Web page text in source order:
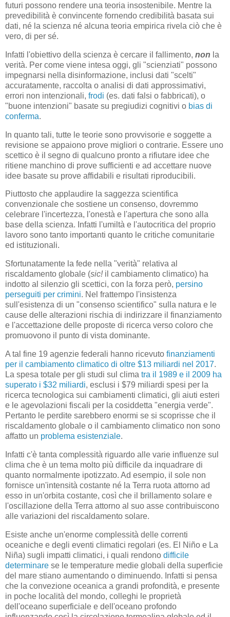
futuri possono rendere una teoria insostenibile. Mentre la
prevedibilità è convincente fornendo credibilità basata sui
dati, né la scienza né alcuna teoria empirica rivela ciò che è
vero, di per sé.
Infatti l'obiettivo della scienza è cercare il fallimento, non la
verità. Per come viene intesa oggi, gli "scienziati" possono
impegnarsi nella disinformazione, inclusi dati "scelti"
accuratamente, raccolta o analisi di dati approssimativi,
errori non intenzionali, frodi (es. dati falsi o fabbricati), o
"buone intenzioni" basate su pregiudizi cognitivi o bias di
conferma.
In quanto tali, tutte le teorie sono provvisorie e soggette a
revisione se appaiono prove migliori o contrarie. Essere uno
scettico è il segno di qualcuno pronto a rifiutare idee che
ritiene manchino di prove sufficienti e ad accettare nuove
idee basate su prove affidabili e risultati riproducibili.
Piuttosto che applaudire la saggezza scientifica
convenzionale che sostiene un consenso, dovremmo
celebrare l'incertezza, l'onestà e l'apertura che sono alla
base della scienza. Infatti l'umiltà e l'autocritica del proprio
lavoro sono tanto importanti quanto le critiche comunitarie
ed istituzionali.
Sfortunatamente la fede nella "verità" relativa al
riscaldamento globale (sic!il cambiamento climatico) ha
indotto al silenzio gli scettici, con la forza però, persino
perseguiti per crimini. Nel frattempo l'insistenza
sull'esistenza di un "consenso scientifico" sulla natura e le
cause delle alterazioni rischia di indirizzare il finanziamento
e l'accettazione delle proposte di ricerca verso coloro che
promuovono il punto di vista dominante.
A tal fine 19 agenzie federali hanno ricevuto finanziamenti
per il cambiamento climatico di oltre $13 miliardi nel 2017.
La spesa totale per gli studi sul clima tra il 1989 e il 2009 ha
superato i $32 miliardi, esclusi i $79 miliardi spesi per la
ricerca tecnologica sui cambiamenti climatici, gli aiuti esteri
e le agevolazioni fiscali per la cosiddetta "energia verde".
Pertanto le perdite sarebbero enormi se si scoprisse che il
riscaldamento globale o il cambiamento climatico non sono
affatto un problema esistenziale.
Infatti c'è tanta complessità riguardo alle varie influenze sul
clima che è un tema molto più difficile da inquadrare di
quanto normalmente ipotizzato. Ad esempio, il sole non
fornisce un'intensità costante né la Terra ruota attorno ad
esso in un'orbita costante, così che il brillamento solare e
l'oscillazione della Terra attorno al suo asse contribuiscono
alle variazioni del riscaldamento solare.
Esiste anche un'enorme complessità delle correnti
oceaniche e degli eventi climatici regolari (es. El Niño e La
Niña) sugli impatti climatici, i quali rendono difficile
determinare se le temperature medie globali della superficie
del mare stiano aumentando o diminuendo. Infatti si pensa
che la convezione oceanica a grandi profondità, e presente
in poche località del mondo, colleghi le proprietà
dell'oceano superficiale e dell'oceano profondo